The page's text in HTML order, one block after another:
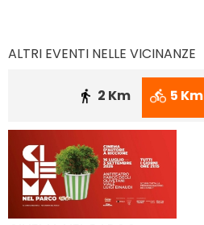
ALTRI EVENTI NELLE VICINANZE
2 Km 5 Km